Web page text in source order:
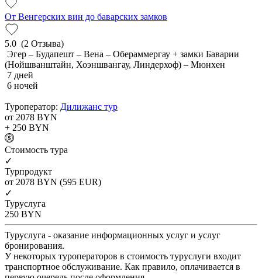
От Венгерских вин до баварских замков
5.0 (2 Отзыва)
Эгер – Будапешт – Вена – Обераммергау + замки Баварии
(Нойшванштайн, Хоэншвангау, Линдерхоф) – Мюнхен
7 дней
6 ночей
Туроператор: Дилижанс тур
от 2078 BYN
+ 250 BYN
Cтоимость тура
✓
Турпродукт
от 2078 BYN (595 EUR)
✓
Туруслуга
250 BYN
Туруслуга - оказание информационных услуг и услуг
бронирования.
У некоторых туроператоров в стоимость туруслуги входит
транспортное обслуживание. Как правило, оплачивается в